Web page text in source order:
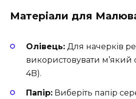
Матеріали для
Олівець: Для начерків
використовувати м’який
4B).
Папір: Виберіть папір